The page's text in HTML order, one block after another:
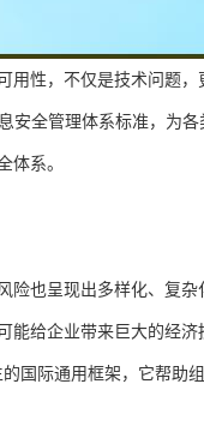
性，不仅是技术问题，
安全管理体系标准，为
体系。
险也呈现出多样化、复杂
给企业带来巨大的经济
国际通用框架，它帮